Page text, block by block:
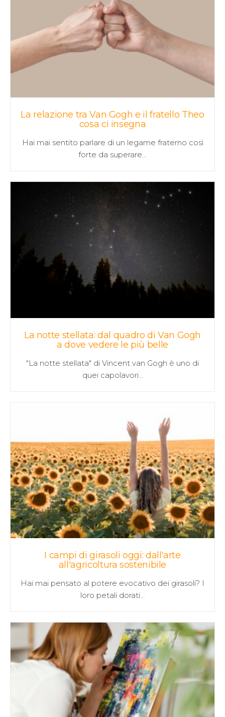
La relazione tra Van Gogh e il fratello Theo
cosa ci insegna
Hai mai sentito parlare di un legame fraterno così
forte da superare…
La notte stellata: dal quadro di Van Gogh
a dove vedere le più belle
"La notte stellata" di Vincent van Gogh è uno di
quei capolavori…
I campi di girasoli oggi: dall'arte
all'agricoltura sostenibile
Hai mai pensato al potere evocativo dei girasoli? I
loro petali dorati…